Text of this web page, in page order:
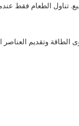
الطعام فقط
وتقديم العناصر